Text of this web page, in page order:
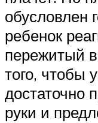
обусловлен
ребенок
пережитый
того, чтобы
достаточно
руки и